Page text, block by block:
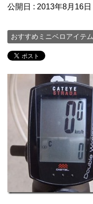
公開日 : 2013年8月16日
おすすめミニベロアイテム